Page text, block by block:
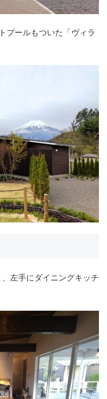
プールもついた「ヴィラ
左手にダイニングキッチ